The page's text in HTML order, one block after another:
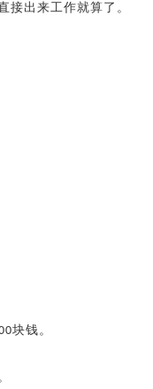
接出来工作就算了。
块钱。